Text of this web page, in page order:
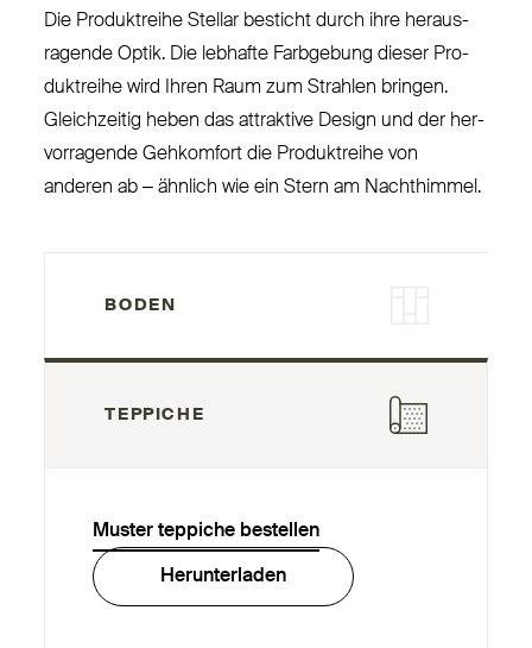
Die Pro­duktreihe Stellar besticht durch ihre her­aus­
ragende Optik. Die lebhafte Farbgebung dieser Pro­
duktreihe wird Ihren Raum zum Strahlen bringen.
Gleichzeitig heben das attraktive Design und der her­
vor­ragende Geh­komfort die Pro­duktreihe von
anderen ab – ähnlich wie ein Stern am Nachthimmel.
BODEN
TEPPICHE
Muster teppiche bestellen
Herunterladen